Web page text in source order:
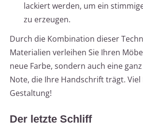
lackiert werden, um ein
zu erzeugen.
Durch die Kombination dieser
Materialien verleihen Sie Ihren
neue Farbe, sondern auch eine
Note, die Ihre Handschrift trägt.
Gestaltung!
Der letzte Schliff